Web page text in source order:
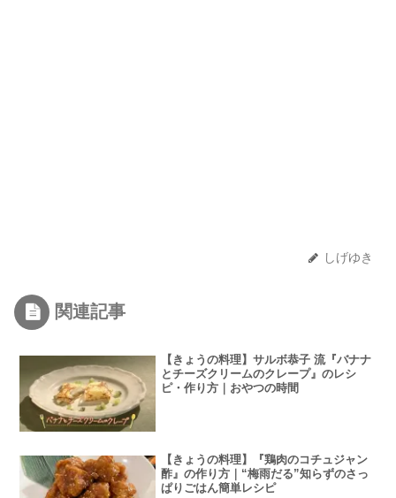
しげゆき
関連記事
【きょうの料理】サルボ恭子 流『バナナ
とチーズクリームのクレープ』のレシ
ピ・作り方｜おやつの時間
【きょうの料理】『鶏肉のコチュジャン
酢』の作り方｜“梅雨だる”知らずのさっ
ぱりごはん簡単レシピ